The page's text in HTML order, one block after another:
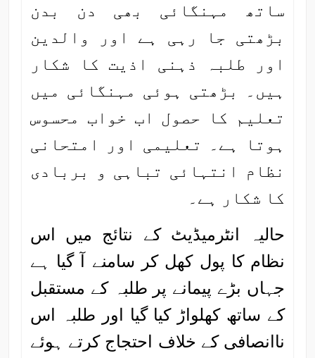
ساتھ مہنگائی بھی دن بدن
بڑھتی جا رہی ہے اور والدین
اور طلبہ ذہنی اذیت کا شکار
ہیں۔ بڑھتی ہوئی مہنگائی میں
تعلیم کا حصول اب خواب محسوس
ہوتا ہے۔ تعلیمی اور امتحانی
نظام انتہائی تباہی و بربادی
کا شکار ہے۔
حالیہ انٹرمیڈیٹ کے نتائج میں اس
نظام کا پول کھل کر سامنے آ گیا ہے
جہاں بڑے پیمانے پر طلبہ کے مستقبل
کے ساتھ کھلواڑ کیا گیا اور طلبہ اس
ناانصافی کے خلاف احتجاج کرتے ہوئے